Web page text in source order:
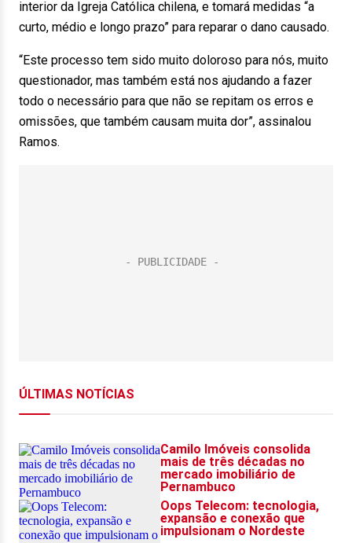
interior da Igreja Católica chilena, e tomará medidas “a
curto, médio e longo prazo” para reparar o dano causado.
“Este processo tem sido muito doloroso para nós, muito
questionador, mas também está nos ajudando a fazer
todo o necessário para que não se repitam os erros e
omissões, que também causam muita dor”, assinalou
Ramos.